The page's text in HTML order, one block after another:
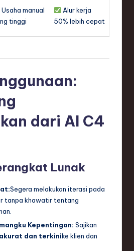
Usaha manual
tinggi
Alur kerja
50% lebih cepat
dari AI C4
Lunak
Segera melakukan iterasi pada
tanpa khawatir tentang
Kepentingan: Sajikan
dan terkinike klien dan